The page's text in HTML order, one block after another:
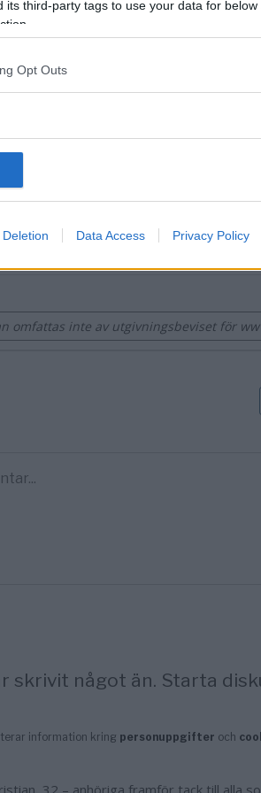
its third-party tags to use your data for
Opt Outs
Deletion Data Access Privacy Policy
i lokalpolisområdet – ingen har ersatts
brottsstatistik i Hultsfred och Vimmerby –
omfattas inte av utgivningsbeviset för